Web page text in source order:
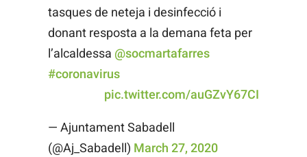
tasques de neteja i desinfecció i
donant resposta a la demana feta per
l’alcaldessa @socmartafarres
#coronavirus
pic.twitter.com/auGZvY67CI
— Ajuntament Sabadell
(@Aj_Sabadell) March 27, 2020